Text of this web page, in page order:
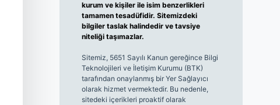
kurum ve kişiler ile isim benzerlikleri
tamamen tesadüfidir. Sitemizdeki
bilgiler taslak halindedir ve tavsiye
niteliği taşımazlar.
Sitemiz, 5651 Sayılı Kanun gereğince Bilgi
Teknolojileri ve İletişim Kurumu (BTK)
tarafından onaylanmış bir Yer Sağlayıcı
olarak hizmet vermektedir. Bu nedenle,
sitedeki içerikleri proaktif olarak